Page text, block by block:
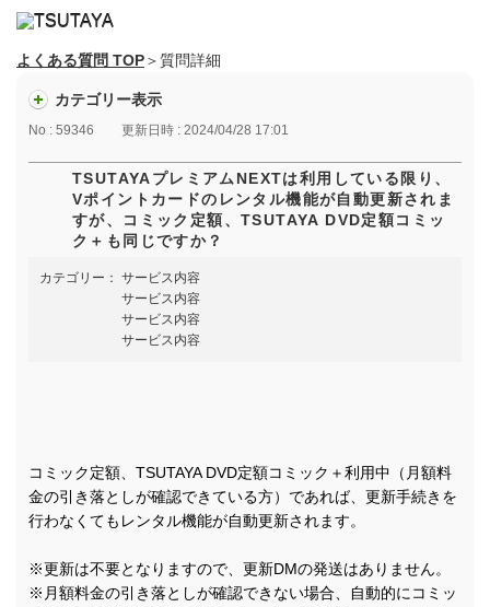
よくある質問 TOP＞質問詳細
カテゴリー表示
No : 59346 更新日時 : 2024/04/28 17:01
TSUTAYAプレミアムNEXTは利用している限り、
Vポイントカードのレンタル機能が自動更新されま
すが、コミック定額、TSUTAYA DVD定額コミッ
ク＋も同じですか？
カテゴリー： サービス内容
サービス内容
サービス内容
サービス内容
コミック定額、TSUTAYA DVD定額コミック＋利用中（月額料
金の引き落としが確認できている方）であれば、更新手続きを
行わなくてもレンタル機能が自動更新されます。
※更新は不要となりますので、更新DMの発送はありません。
※月額料金の引き落としが確認できない場合、自動的にコミッ